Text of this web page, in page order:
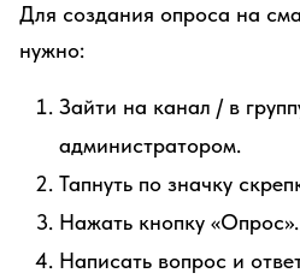
Для создания опроса на
нужно:
Зайти на канал / в
администратором.
Тапнуть по значку
Нажать кнопку «Опрос».
Написать вопрос и